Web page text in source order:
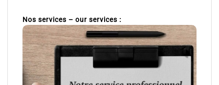
Nos services – our services :